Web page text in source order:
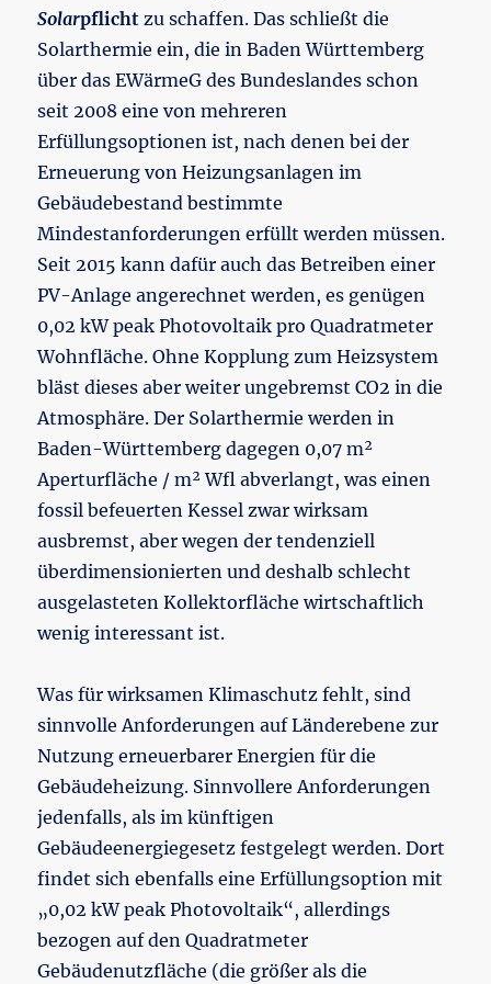
Solarpflicht zu schaffen. Das schließt die
Solarthermie ein, die in Baden Württemberg
über das EWärmeG des Bundeslandes schon
seit 2008 eine von mehreren
Erfüllungsoptionen ist, nach denen bei der
Erneuerung von Heizungsanlagen im
Gebäudebestand bestimmte
Mindestanforderungen erfüllt werden müssen.
Seit 2015 kann dafür auch das Betreiben einer
PV-Anlage angerechnet werden, es genügen
0,02 kW peak Photovoltaik pro Quadratmeter
Wohnfläche. Ohne Kopplung zum Heizsystem
bläst dieses aber weiter ungebremst CO2 in die
Atmosphäre. Der Solarthermie werden in
Baden-Württemberg dagegen 0,07 m²
Aperturfläche / m² Wfl abverlangt, was einen
fossil befeuerten Kessel zwar wirksam
ausbremst, aber wegen der tendenziell
überdimensionierten und deshalb schlecht
ausgelasteten Kollektorfläche wirtschaftlich
wenig interessant ist.
Was für wirksamen Klimaschutz fehlt, sind
sinnvolle Anforderungen auf Länderebene zur
Nutzung erneuerbarer Energien für die
Gebäudeheizung. Sinnvollere Anforderungen
jedenfalls, als im künftigen
Gebäudeenergiegesetz festgelegt werden. Dort
findet sich ebenfalls eine Erfüllungsoption mit
„0,02 kW peak Photovoltaik“, allerdings
bezogen auf den Quadratmeter
Gebäudenutzfläche (die größer als die